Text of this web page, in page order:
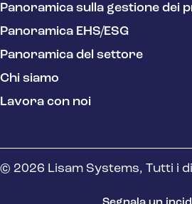
Panoramica sulla gestione dei
Panoramica EHS/ESG
Panoramica del settore
Chi siamo
Lavora con noi
© 2026 Lisam Systems, Tutti i